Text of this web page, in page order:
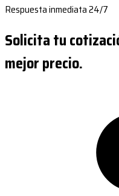
Respuesta inmediata 24/7
Solicita tu
mejor precio.